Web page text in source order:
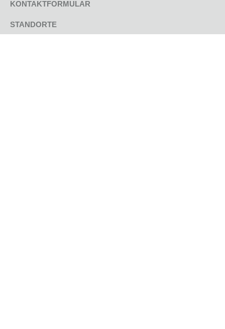
KONTAKTFORMULAR
STANDORTE